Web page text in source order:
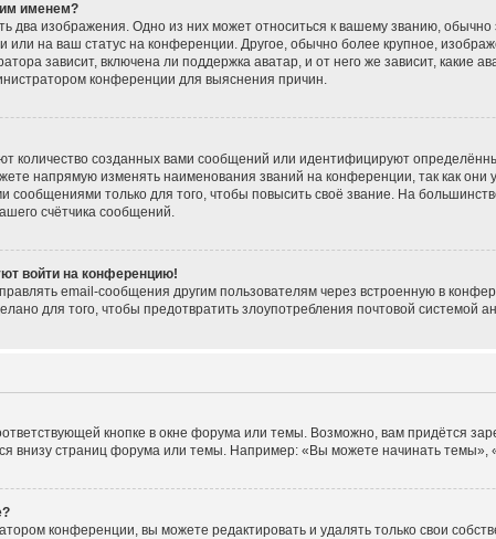
именем?
два изображения. Одно из них может относиться к вашему званию, обычно
на ваш статус на конференции. Другое, обычно более крупное,
зависит, включена ли поддержка аватар, и от него же зависит, какие
конференции для выяснения причин.
количество созданных вами сообщений или идентифицируют
напрямую изменять наименования званий на конференции, так как они
только для того, чтобы повысить своё звание. На
счётчика сообщений.
войти на конференцию!
email-сообщения другим пользователям через встроенную в
для того, чтобы предотвратить злоупотребления почтовой системой
кнопке в окне форума или темы. Возможно, вам придётся
внизу страниц форума или темы. Например: «Вы можете начинать темы»,
конференции, вы можете редактировать и удалять только свои